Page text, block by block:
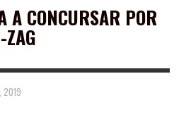
A CONCURSAR POR
2019